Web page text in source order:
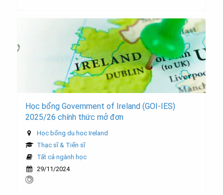
Học bổng Government of Ireland (GOI-IES)
2025/26 chính thức mở đơn
Học bổng du học Ireland
Thạc sĩ & Tiến sĩ
Tất cả ngành học
29/11/2024